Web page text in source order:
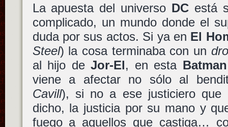
La apuesta del universo DC está
complicado, un mundo donde el
duda por sus actos. Si ya en El
Steel) la cosa terminaba con un
al hijo deJor-El, en esta
viene a afectar no sólo al
Cavill), si no a ese justiciero que
dicho, la justicia por su mano y
fuego a aquellos que castiga…